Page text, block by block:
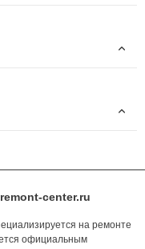
center.ru
на ремонте
официальным